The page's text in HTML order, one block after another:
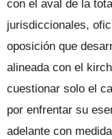
con el aval de la
jurisdiccionales,
oposición que
alineada con el
cuestionar solo el
por enfrentar su
adelante con